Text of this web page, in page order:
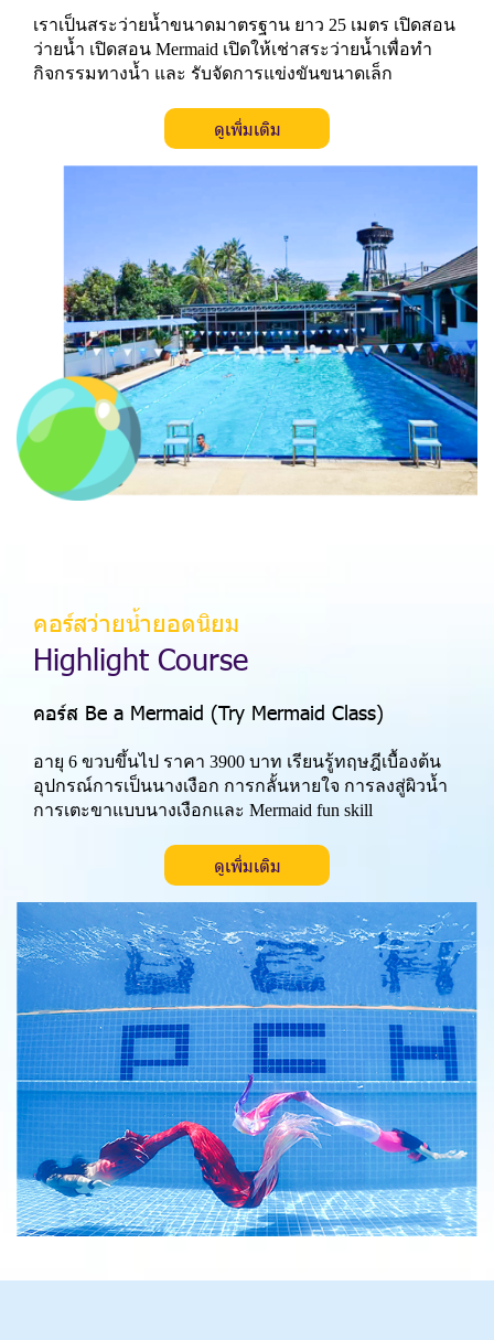
เราเป็นสระว่ายน้ำขนาดมาตรฐาน ยาว 25 เมตร เปิดสอน
ว่ายน้ำ เปิดสอน Mermaid เปิดให้เช่าสระว่ายน้ำเพื่อทำ
กิจกรรมทางน้ำ และ รับจัดการแข่งขันขนาดเล็ก
ดูเพิ่มเติม
คอร์สว่ายน้ำยอดนิยม
Highlight Course
คอร์ส Be a Mermaid (Try Mermaid Class)
อายุ 6 ขวบขึ้นไป ราคา 3900 บาท เรียนรู้ทฤษฎีเบื้องต้น
อุปกรณ์การเป็นนางเงือก การกลั้นหายใจ การลงสู่ผิวน้ำ
การเตะขาแบบนางเงือกและ Mermaid fun skill
ดูเพิ่มเติม